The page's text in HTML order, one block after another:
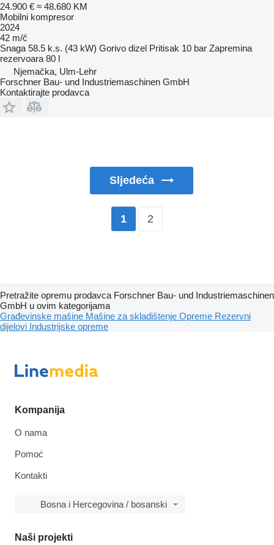
24.900 € ≈ 48.680 KM
Mobilni kompresor
2024
42 m/č
Snaga 58.5 k.s. (43 kW) Gorivo dizel Pritisak 10 bar Zapremina
rezervoara 80 l
Njemačka, Ulm-Lehr
Forschner Bau- und Industriemaschinen GmbH
Kontaktirajte prodavca
Sljedeća
1 2
Pretražite opremu prodavca Forschner Bau- und Industriemaschinen
GmbH u ovim kategorijama
Građevinske mašine Mašine za skladištenje Opreme Rezervni
dijelovi Industrijske opreme
Kompanija
O nama
Pomoć
Kontakti
Bosna i Hercegovina / bosanski
Naši projekti